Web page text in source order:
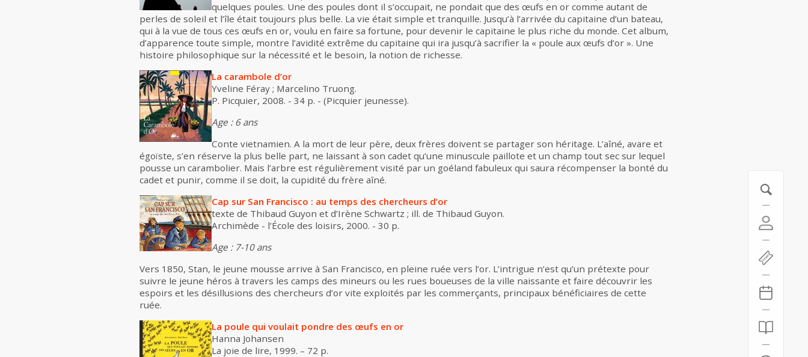
quelques poules. Une des poules dont il s’occupait, ne pondait que des œufs en or comme autant de
perles de soleil et l’île était toujours plus belle. La vie était simple et tranquille. Jusqu’à l’arrivée du capitaine d’un bateau,
qui à la vue de tous ces œufs en or, voulu en faire sa fortune, pour devenir le capitaine le plus riche du monde. Cet album,
d’apparence toute simple, montre l’avidité extrême du capitaine qui ira jusqu’à sacrifier la « poule aux œufs d’or ». Une
histoire philosophique sur la nécessité et le besoin, la notion de richesse.
La carambole d’or
Yveline Féray ; Marcelino Truong.
P. Picquier, 2008. - 34 p. - (Picquier jeunesse).
Age : 6 ans
Conte vietnamien. A la mort de leur père, deux frères doivent se partager son héritage. L’aîné, avare et
égoïste, s’en réserve la plus belle part, ne laissant à son cadet qu’une minuscule paillote et un champ tout sec sur lequel
pousse un carambolier. Mais l’arbre est régulièrement visité par un goéland fabuleux qui saura récompenser la bonté du
cadet et punir, comme il se doit, la cupidité du frère aîné.
Cap sur San Francisco : au temps des chercheurs d’or
texte de Thibaud Guyon et d’Irène Schwartz ; ill. de Thibaud Guyon.
Archimède - l’École des loisirs, 2000. - 30 p.
Age : 7-10 ans
Vers 1850, Stan, le jeune mousse arrive à San Francisco, en pleine ruée vers l’or. L’intrigue n’est qu’un prétexte pour
suivre le jeune héros à travers les camps des mineurs ou les rues boueuses de la ville naissante et faire découvrir les
espoirs et les désillusions des chercheurs d’or vite exploités par les commerçants, principaux bénéficiaires de cette
ruée.
La poule qui voulait pondre des œufs en or
Hanna Johansen
La joie de lire, 1999. – 72 p.